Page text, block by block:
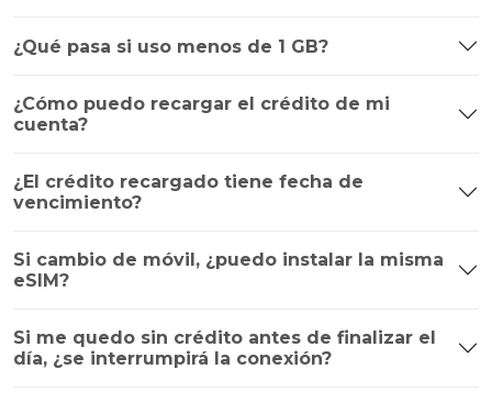
¿Qué pasa si uso menos de 1 GB?
¿Cómo puedo recargar el crédito de mi
cuenta?
¿El crédito recargado tiene fecha de
vencimiento?
Si cambio de móvil, ¿puedo instalar la misma
eSIM?
Si me quedo sin crédito antes de finalizar el
día, ¿se interrumpirá la conexión?